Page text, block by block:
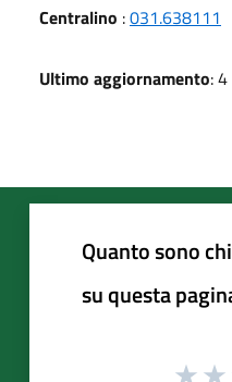
Centralino :031.638111
Ultimo aggiornamento:
Quanto sono
su questa